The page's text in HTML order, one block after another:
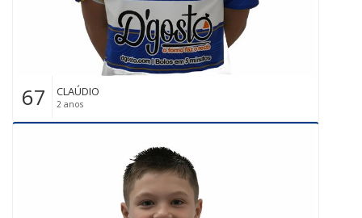
67 CLAÚDIO
2 anos